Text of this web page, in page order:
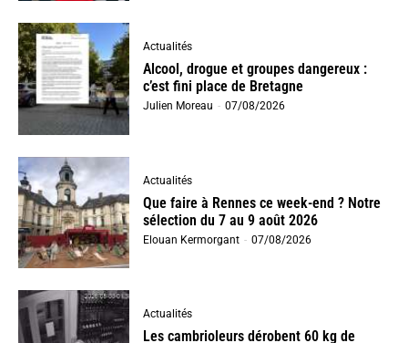
Actualités
Alcool, drogue et groupes dangereux :
c’est fini place de Bretagne
Julien Moreau - 07/08/2026
Actualités
Que faire à Rennes ce week-end ? Notre
sélection du 7 au 9 août 2026
Elouan Kermorgant - 07/08/2026
Actualités
Les cambrioleurs dérobent 60 kg de